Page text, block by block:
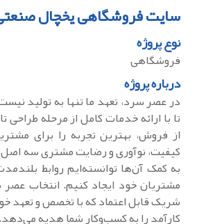
سایت فروشگاهی یخچال
نوع پروژه
فروشگاهی
درباره پروژه
در عصر سرد، تعهد ما تنها به تولید
تا با ارائه خدمات کامل از مرحله
از فروش، بهترین تجربه را برای
کیفیت، نوآوری و رضایت مشتری سه
به کمک آن‌ها توانسته‌ایم روابط
مشتریان خود ایجاد کنیم. انتخاب
شریک قابل اعتماد که با تخصص و تعهد
کارآمد را به کسب‌وکار شما هدیه می‌دهد.